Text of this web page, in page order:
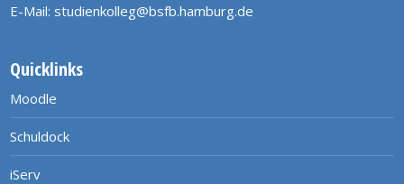
E-Mail: studienkolleg@bsfb.hamburg.de
Quicklinks
Moodle
Schuldock
iServ